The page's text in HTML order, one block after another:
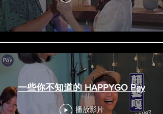
一些你不知道的 HAPPYGO Pay
播放影片